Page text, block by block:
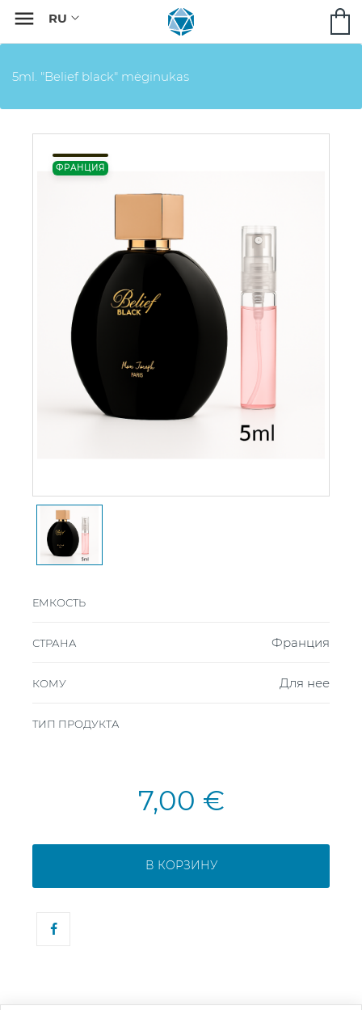

5ml. "Belief black" mėginukas
ФРАНЦИЯ
ЕМКОСТЬ
СТРАНА Франция
КОМУ Для нее
ТИП ПРОДУКТА
7,00 €
В КОРЗИНУ